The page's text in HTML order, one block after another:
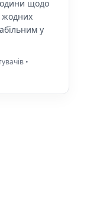
щодо
жодних
у
•